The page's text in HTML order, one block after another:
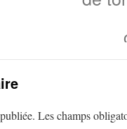
Les champs